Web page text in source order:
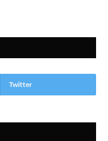
Twitter